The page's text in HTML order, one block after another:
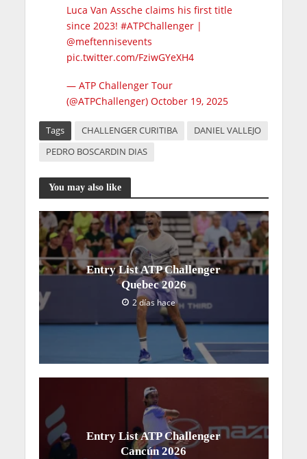
Luca Van Assche claims his first title
since 2023! #ATPChallenger|
@meftennisevents
pic.twitter.com/FziwGYeXH4
— ATP Challenger Tour
(@ATPChallenger) October 19, 2025
Tags CHALLENGER CURITIBA
DANIEL VALLEJO
PEDRO BOSCARDIN DIAS
You may also like
Entry List ATP Challenger
Quebec 2026
2 días hace
Entry List ATP Challenger
Cancún 2026